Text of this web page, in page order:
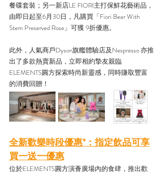
餐碟套裝；另一新店LE FIORI主打保鮮花藝術品，
由即日起至6月30日，凡購買「Fiori Bear With
Stem Preserved Rose」可獲 9折優惠。
此外，人氣商戶Dyson旗艦體驗店及Nespresso 亦推
出了多款熱賣新品，立即相約摯友親臨
ELEMENTS圓方探索時尚新靈感，同時賺取豐富
的消費回贈！
全新歡樂時段優惠*：指定飲品可享
買一送一優惠
位於ELEMENTS圓方演薈廣場內的食肆，推出歡